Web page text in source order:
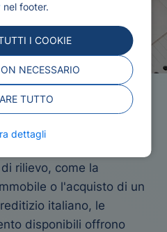
nel footer.
I COOKIE
NECESSARIO
TUTTO
dettagli
euro
rilievo, come la
o l'acquisto di un
italiano, le
disponibili offrono